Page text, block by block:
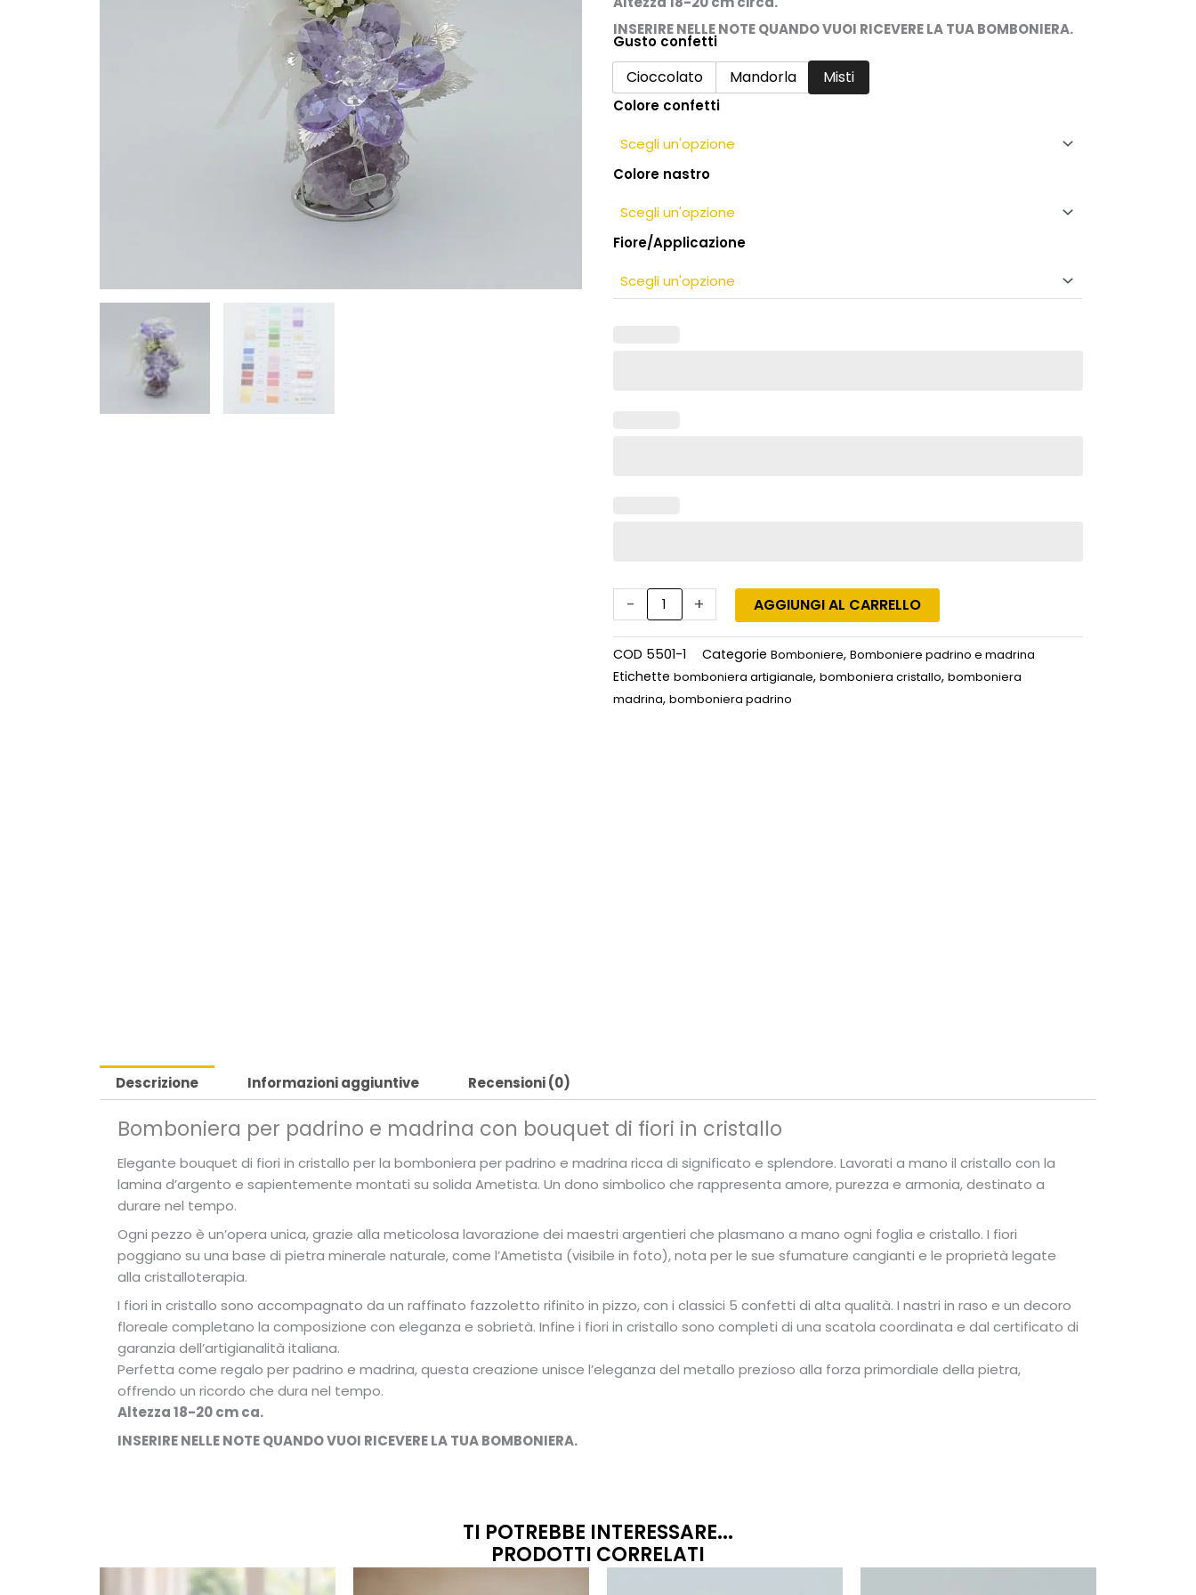
INSERIRE NELLE NOTE QUANDO VUOI RICEVERE LA TUA BOMBONIERA.
Gusto confetti
Cioccolato Mandorla Misti
Colore confetti
Colore nastro
Fiore/Applicazione
-
Bomboniera
per
padrino
e
con
fiori
cristallo
quantità
+ AGGIUNGI AL CARRELLO
COD 5501-1 Categorie Bomboniere,Bomboniere padrino e madrina
Etichette bomboniera artigianale,bomboniera cristallo,bomboniera
madrina,bomboniera padrino
Descrizione Informazioni aggiuntive Recensioni (0)
Bomboniera per padrino e madrina con bouquet di fiori in cristallo
Elegante bouquet di fiori in cristallo per la bomboniera per padrino e madrina ricca di significato e splendore. Lavorati a mano il cristallo con la
lamina d’argento e sapientemente montati su solida Ametista. Un dono simbolico che rappresenta amore, purezza e armonia, destinato a
durare nel tempo.
Ogni pezzo è un’opera unica, grazie alla meticolosa lavorazione dei maestri argentieri che plasmano a mano ogni foglia e cristallo. I fiori
poggiano su una base di pietra minerale naturale, come l’Ametista (visibile in foto), nota per le sue sfumature cangianti e le proprietà legate
alla cristalloterapia.
I fiori in cristallo sono accompagnato da un raffinato fazzoletto rifinito in pizzo, con i classici 5 confetti di alta qualità. I nastri in raso e un decoro
floreale completano la composizione con eleganza e sobrietà. Infine i fiori in cristallo sono completi di una scatola coordinata e dal certificato di
garanzia dell’artigianalità italiana.
Perfetta come regalo per padrino e madrina, questa creazione unisce l’eleganza del metallo prezioso alla forza primordiale della pietra,
offrendo un ricordo che dura nel tempo.
Altezza 18-20 cm ca.
INSERIRE NELLE NOTE QUANDO VUOI RICEVERE LA TUA BOMBONIERA.
TI POTREBBE INTERESSARE...
PRODOTTI CORRELATI
Fascia
Questo